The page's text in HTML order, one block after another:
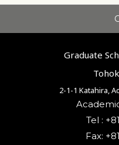
Graduate
2-1-1 Katahira,
Tel :
Fax: